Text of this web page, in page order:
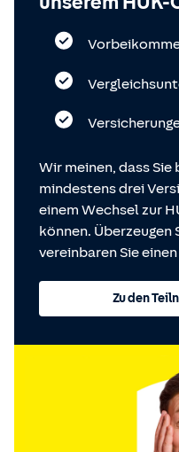
Wir meinen, dass Sie
mindestens drei
einem Wechsel zur
können. Überzeugen
vereinbaren Sie
Zu den